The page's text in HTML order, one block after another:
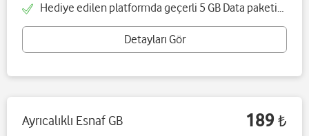
Hediye edilen platformda geçerli 5 GB Data paketinin yanında saha çalışanlarının mobil uygulamadan anlık olarak takip edip yönetebileceğiniz Akıllı Ekip Takip çözümü hediyedir
Detayları Gör
Ayrıcalıklı Esnaf GB 189 ₺